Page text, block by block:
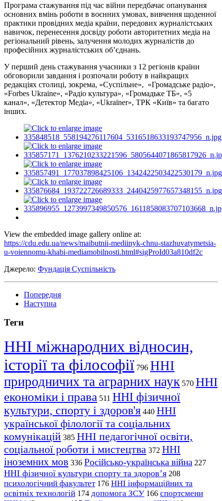
Програма стажування під час війни передбачає опанування
основних вмінь роботи в воєнних умовах, вивчення щоденної
практики провідних медіа країни, передових журналістських
навичок, перенесення досвіду роботи авторитетних медіа на
регіональний рівень, залучення молодих журналістів до
професійних журналістських об’єднань.
У перший день стажування учасники з 12 регіонів країни
обговорили завдання і розпочали роботу в найкращих
редакціях столиці, зокрема, «Суспільне», «Громадське радіо»,
«Forbes Ukraine», «Радіо культура», «Громадьке ТБ», «5
канал», «Детектор Медіа», «Ukraїner», ТРК «Київ» та багато
інших.
View the embedded image gallery online at:
https://cdu.edu.ua/news/maibutnii-mediinyk-chnu-stazhuvatymetsia-
u-voiennomu-khabi-mediamobilnosti.html#sigProId03a810df2c
Джерело: Фундація Суспільність
Попередня
Наступна
Теги
ННІ міжнародних відносин,
історії та філософії 796 ННІ
природничих та аграрних наук 570 ННІ
економіки і права 511 ННІ фізичної
культури, спорту і здоров'я 440 ННІ
української філології та соціальних
комунікацій 385 ННІ педагогічної освіти,
соціальної роботи і мистецтва 372 ННІ
іноземних мов 336 Російсько-українська війна 227
ННІ фізичної культури спорту та здоров’я 208
психологічний факультет 176 ННІ інформаційних та
освітніх технологій 174 допомога ЗСУ 166 спортсмени